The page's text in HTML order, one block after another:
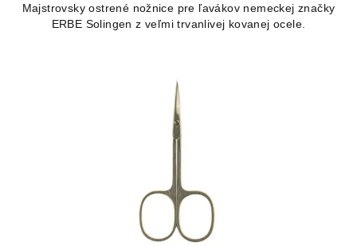
z
5
Majstrovsky ostrené nožnice pre ľavákov nemeckej značky
ERBE Solingen z veľmi trvanlivej kovanej ocele.